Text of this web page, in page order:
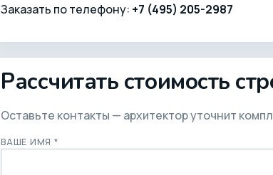
Заказать по телефону: +7 (495) 205-2987
Рассчитать стоимость
Оставьте контакты — архитектор уточнит
ВАШЕ ИМЯ *